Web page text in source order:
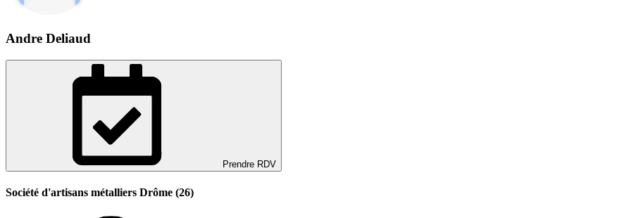
Andre Deliaud
Prendre RDV
Société d'artisans métalliers Drôme (26)